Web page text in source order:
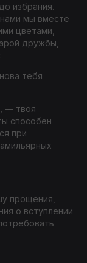
избрания.
мы вместе
цветами,
дружбы,
тебя
— твоя
способен
при
прощения,
о вступлении